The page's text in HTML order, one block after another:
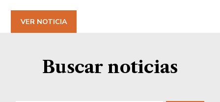
VER NOTICIA
Buscar noticias